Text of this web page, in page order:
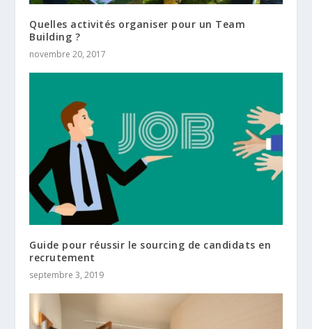
Quelles activités organiser pour un Team
Building ?
novembre 20, 2017
Guide pour réussir le sourcing de candidats en
recrutement
septembre 3, 2019